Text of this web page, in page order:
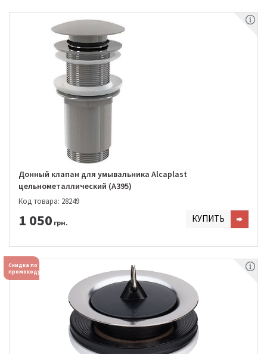
Донный клапан для умывальника Alcaplast
цельнометаллический (A395)
Код товара: 28249
1 050 грн. КУПИТЬ
Скидка по
промокоду